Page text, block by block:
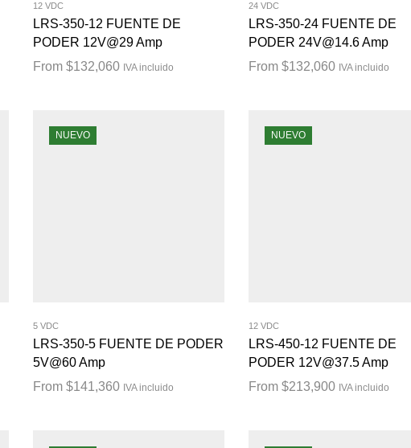
12 VDC
LRS-350-12 FUENTE DE
PODER 12V@29 Amp
From $132,060 IVA incluido
24 VDC
LRS-350-24 FUENTE DE
PODER 24V@14.6 Amp
From$132,060 IVA incluido
NUEVO
5 VDC
LRS-350-5 FUENTE DE PODER
5V@60 Amp
From $141,360 IVA incluido
NUEVO
12 VDC
LRS-450-12 FUENTE DE
PODER 12V@37.5 Amp
From$213,900 IVA incluido